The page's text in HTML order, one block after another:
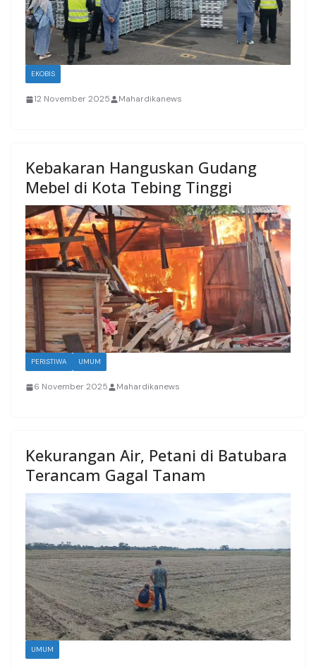
EKOBIS
12 November 2025 Mahardikanews
Kebakaran Hanguskan Gudang
Mebel di Kota Tebing Tinggi
PERISTIWA UMUM
6 November 2025 Mahardikanews
Kekurangan Air, Petani di Batubara
Terancam Gagal Tanam
UMUM